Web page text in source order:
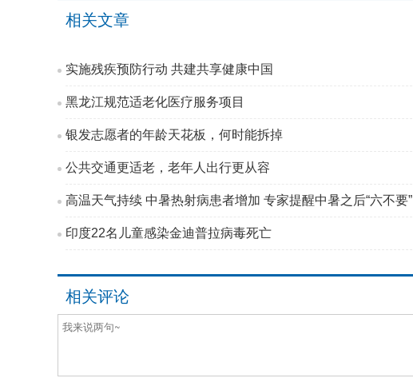
相关文章
实施残疾预防行动 共建共享健康中国
黑龙江规范适老化医疗服务项目
银发志愿者的年龄天花板，何时能拆掉
公共交通更适老，老年人出行更从容
高温天气持续 中暑热射病患者增加 专家提醒中暑之后“六不要”
印度22名儿童感染金迪普拉病毒死亡
相关评论